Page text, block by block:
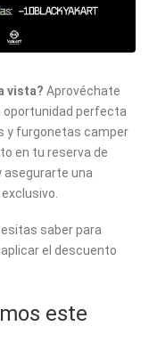
vista? Aprovéchate
oportunidad perfecta
y furgonetas camper
en tu reserva de
asegurarte una
saber para
el descuento
este